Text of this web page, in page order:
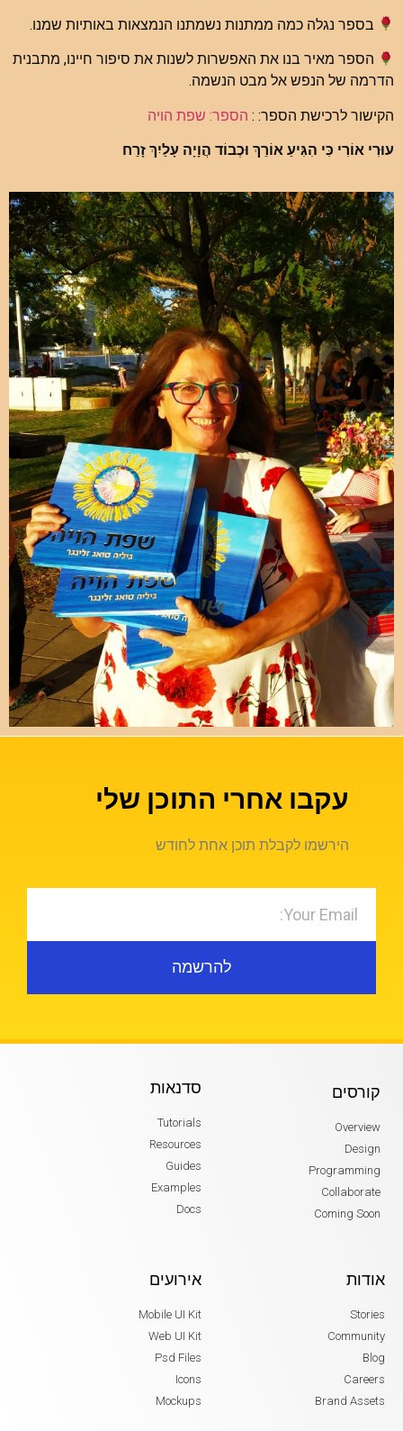
בספר נגלה כמה ממתנות נשמתנו הנמצאות באותיות שמנו.
הספר מאיר בנו את האפשרות לשנות את סיפור חיינו, מתבנית
הדרמה של הנפש אל מבט הנשמה.
הקישור לרכישת הספר: : הספר: שפת הויה
עוּרִי אוֹרִי כִּי הִגִּיעַ אוֹרֵךְ וּכְבוֹד הֲוָיָה עָלַיִךְ זָרַח
עקבו אחרי התוכן שלי
הירשמו לקבלת תוכן אחת לחודש
להרשמה
קורסים
Overview
Design
Programming
Collaborate
Coming Soon
סדנאות
Tutorials
Resources
Guides
Examples
Docs
אודות
Stories
Community
Blog
Careers
Brand Assets
אירועים
Mobile UI Kit
Web UI Kit
Psd Files
Icons
Mockups